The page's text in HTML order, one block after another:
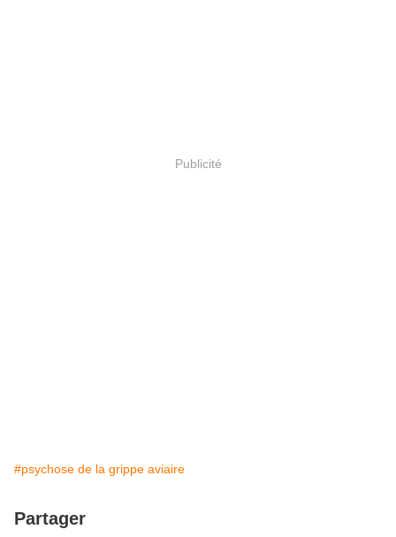
Publicité
#psychose de la grippe aviaire
Partager